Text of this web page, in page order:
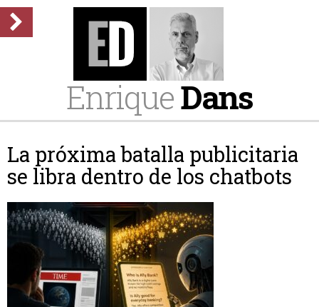
EnriqueDans
La próxima batalla publicitaria
se libra dentro de los chatbots